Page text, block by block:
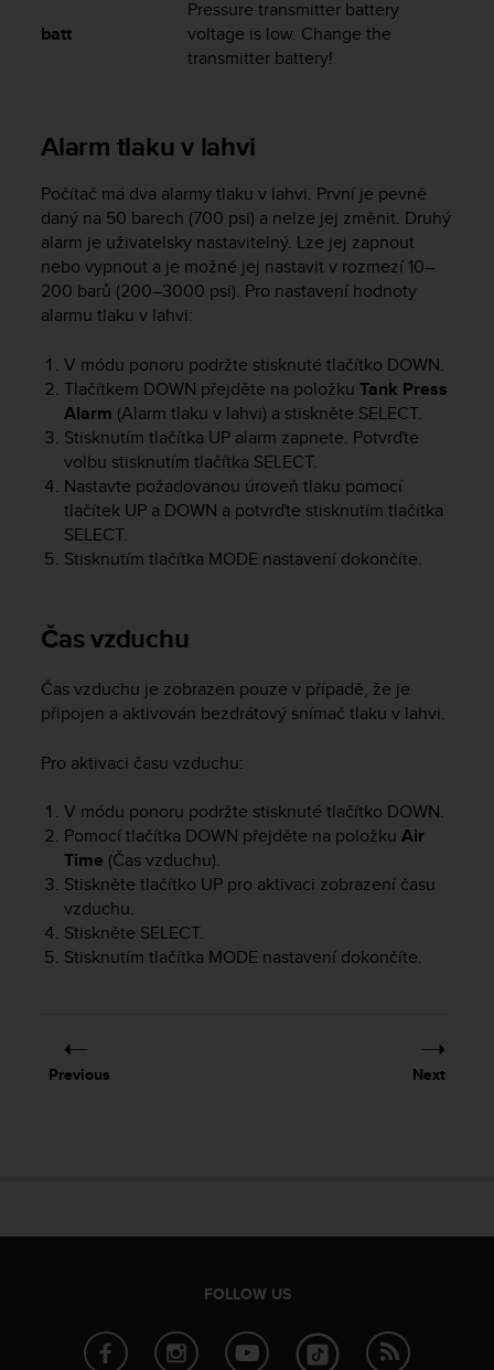
batt
Pressure transmitter battery
voltage is low. Change the
transmitter battery!
Alarm tlaku v lahvi
Počítač má dva alarmy tlaku v lahvi. První je pevně
daný na 50 barech (700 psi) a nelze jej změnit. Druhý
alarm je uživatelsky nastavitelný. Lze jej zapnout
nebo vypnout a je možné jej nastavit v rozmezí 10–
200 barů (200–3000 psi). Pro nastavení hodnoty
alarmu tlaku v lahvi:
V módu ponoru podržte stisknuté tlačítko DOWN.
Tlačítkem DOWN přejděte na položku Tank Press
Alarm (Alarm tlaku v lahvi) a stiskněte SELECT.
Stisknutím tlačítka UPalarm zapnete. Potvrďte
volbu stisknutím tlačítka SELECT.
Nastavte požadovanou úroveň tlaku pomocí
tlačítek UPa DOWN a potvrďte stisknutím tlačítka
SELECT.
Stisknutím tlačítka MODE nastavení dokončíte.
Čas vzduchu
Čas vzduchu je zobrazen pouze v případě, že je
připojen a aktivován bezdrátový snímač tlaku v lahvi.
Pro aktivaci času vzduchu:
V módu ponoru podržte stisknuté tlačítko DOWN.
Pomocí tlačítka DOWN přejděte na položku Air
Time (Čas vzduchu).
Stiskněte tlačítko UPpro aktivaci zobrazení času
vzduchu.
Stiskněte SELECT.
Stisknutím tlačítka MODE nastavení dokončíte.
Previous Next
FOLLOW US